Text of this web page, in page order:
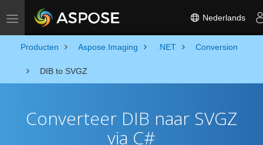
Toggle navigation Nederlands
Producten Aspose.Imaging .NET Conversion
DIB to SVGZ
Converteer DIB naar SVGZ
via C#